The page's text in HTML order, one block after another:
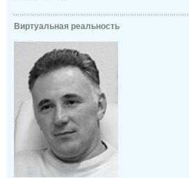
Виртуальная реальность